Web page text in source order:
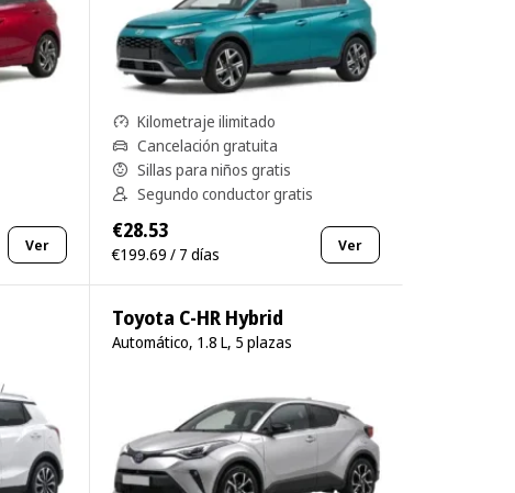
Ver
Kilometraje ilimitado
Cancelación gratuita
Sillas para niños gratis
Segundo conductor gratis
€28.53
€199.69 / 7 días Ver
Toyota C-HR Hybrid
Automático, 1.8 L, 5 plazas